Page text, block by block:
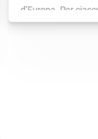
d’Europa. Per
periodicamente